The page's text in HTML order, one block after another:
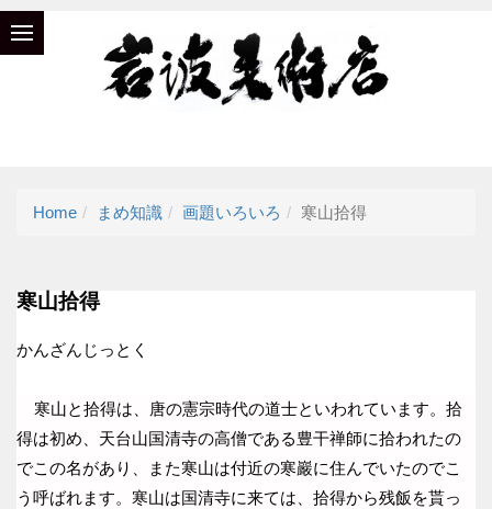
Home まめ知識 画題いろいろ 寒山拾得
寒山拾得
かんざんじっとく
寒山と拾得は、唐の憲宗時代の道士といわれています。拾
得は初め、天台山国清寺の高僧である豊干禅師に拾われたの
でこの名があり、また寒山は付近の寒巖に住んでいたのでこ
う呼ばれます。寒山は国清寺に来ては、拾得から残飯を貰っ